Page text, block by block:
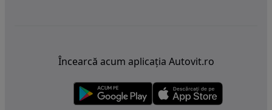
Încearcă acum aplicația Autovit.ro